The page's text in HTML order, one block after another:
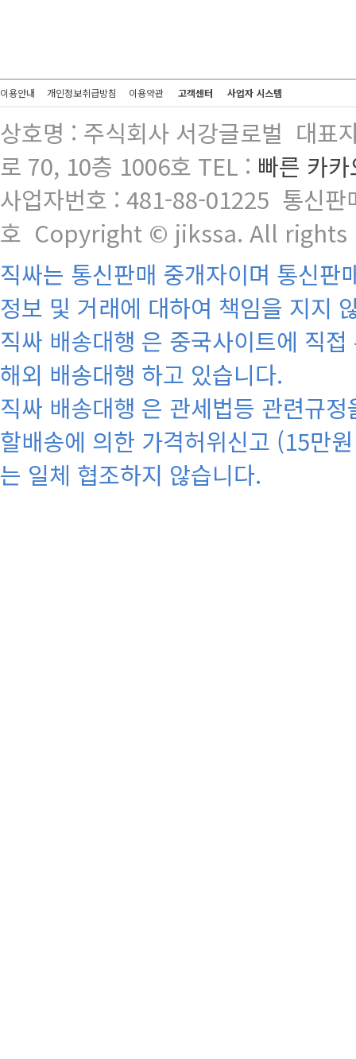
이용안내 개인정보취급방침 이용약관 고객센터 사업자 시스템
상호명 : 주식회사 서강글로벌 대표
로 70, 10층 1006호 TEL : 빠른 카
사업자번호 : 481-88-01225 통신
호 Copyright © jikssa. All rights
직싸는 통신판매 중개자이며 통신
정보 및 거래에 대하여 책임을 지지
직싸 배송대행 은 중국사이트에 직
해외 배송대행 하고 있습니다.
직싸 배송대행 은 관세법등 관련규
할배송에 의한 가격허위신고 (15만
는 일체 협조하지 않습니다.